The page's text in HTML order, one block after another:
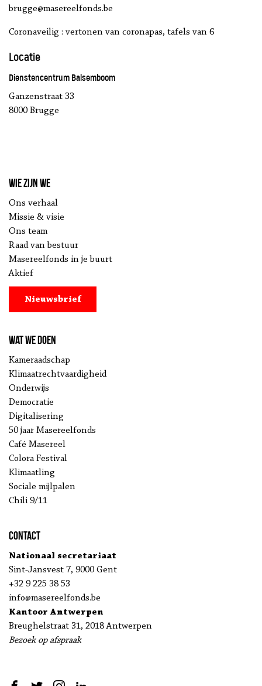
brugge@masereelfonds.be
Coronaveilig : vertonen van coronapas, tafels van 6
Locatie
Dienstencentrum Balsemboom
Ganzenstraat 33
8000 Brugge
Wie zijn we
Ons verhaal
Missie & visie
Ons team
Raad van bestuur
Masereelfonds in je buurt
Aktief
Nieuwsbrief
Wat we doen
Kameraadschap
Klimaatrechtvaardigheid
Onderwijs
Democratie
Digitalisering
50 jaar Masereelfonds
Café Masereel
Colora Festival
Klimaatling
Sociale mijlpalen
Chili 9/11
Contact
Nationaal secretariaat
Sint-Jansvest 7, 9000 Gent
+32 9 225 38 53
info@masereelfonds.be
Kantoor Antwerpen
Breughelstraat 31, 2018 Antwerpen
Bezoek op afspraak